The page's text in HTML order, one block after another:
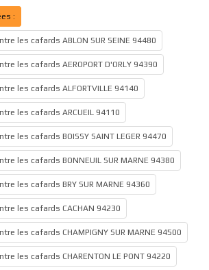
:
les cafards ABLON SUR SEINE 94480
les cafards AEROPORT D'ORLY 94390
les cafards ALFORTVILLE 94140
les cafards ARCUEIL 94110
les cafards BOISSY SAINT LEGER 94470
les cafards BONNEUIL SUR MARNE 94380
les cafards BRY SUR MARNE 94360
les cafards CACHAN 94230
les cafards CHAMPIGNY SUR MARNE 94500
les cafards CHARENTON LE PONT 94220